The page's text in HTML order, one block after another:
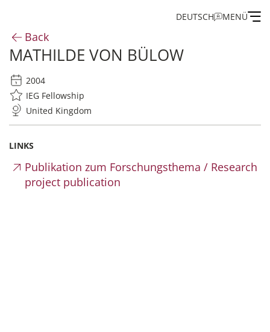
DEUTSCH MENÜ
Institute
Administration
Research
Fellowship and Guest Programme
Back
MATHILDE VON BÜLOW
2004
IEG Fellowship
United Kingdom
LINKS
Publikation zum Forschungsthema / Research
project publication